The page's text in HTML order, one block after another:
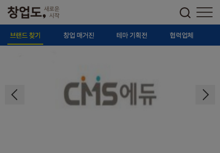
브랜드 찾기 창업 매거진 테마 기획전 협력업체